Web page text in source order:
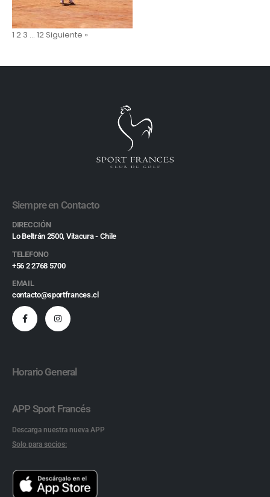
1 2 3 … 12 Siguiente »
Siempre en Contacto
DIRECCIÓN
Lo Beltrán 2500, Vitacura - Chile
TELEFONO
+56 2 2768 5700
EMAIL
contacto@sportfrances.cl
Horario General
APP Sport Francés
Descarga nuestra nueva APP
Solo para socios: